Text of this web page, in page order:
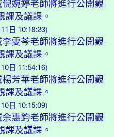
婉婷老師將進行公開觀
課及議課。
日 10:18:23)
雯芩老師將進行公開觀
課及議課。
日 11:54:16)
芳華老師將進行公開觀
課及議課。
日 10:15:09)
惠鈞老師將進行公開觀
課及議課。